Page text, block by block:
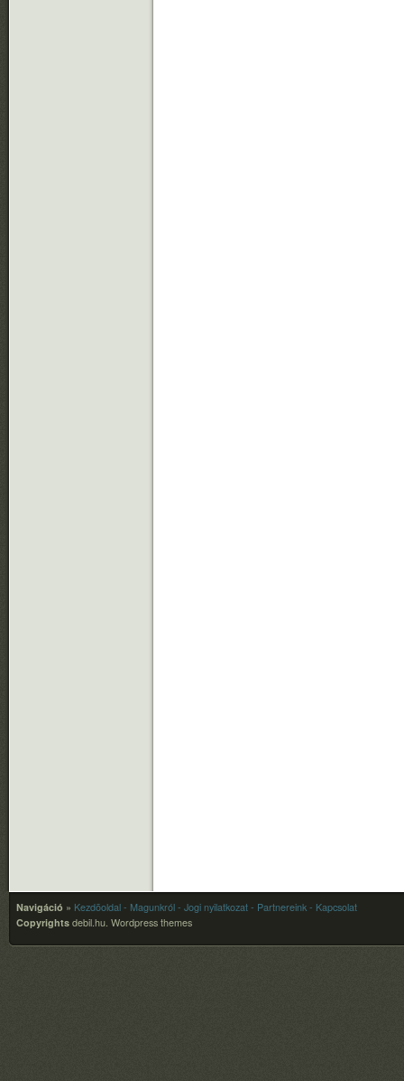
Navigáció » Kezdõoldal - Magunkról - Jogi nyilatkozat - Partnereink - Kapcsolat
Copyrights debil.hu. Wordpress themes